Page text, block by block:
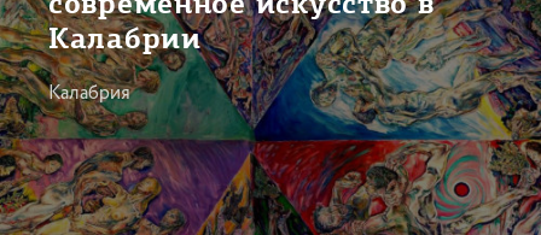
Калабрии
Калабрия